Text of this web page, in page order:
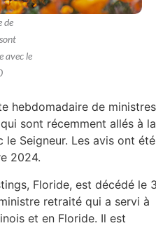
de
avec le
hebdomadaire de
sont récemment allés à la
le Seigneur. Les avis ont été
2024.
Floride, est décédé le
retraité qui a servi à
et en Floride. Il est